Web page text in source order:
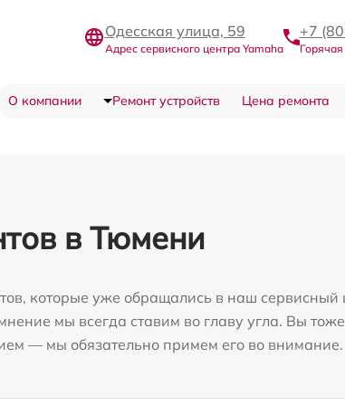
Одесская улица, 59
Адрес сервисного центра Yamaha
+7
О компании Ремонт устройств Цена ремонта
в Тюмени
которые уже обращались в наш сервисный
мы всегда ставим во главу угла. Вы
— мы обязательно примем его во внимание.